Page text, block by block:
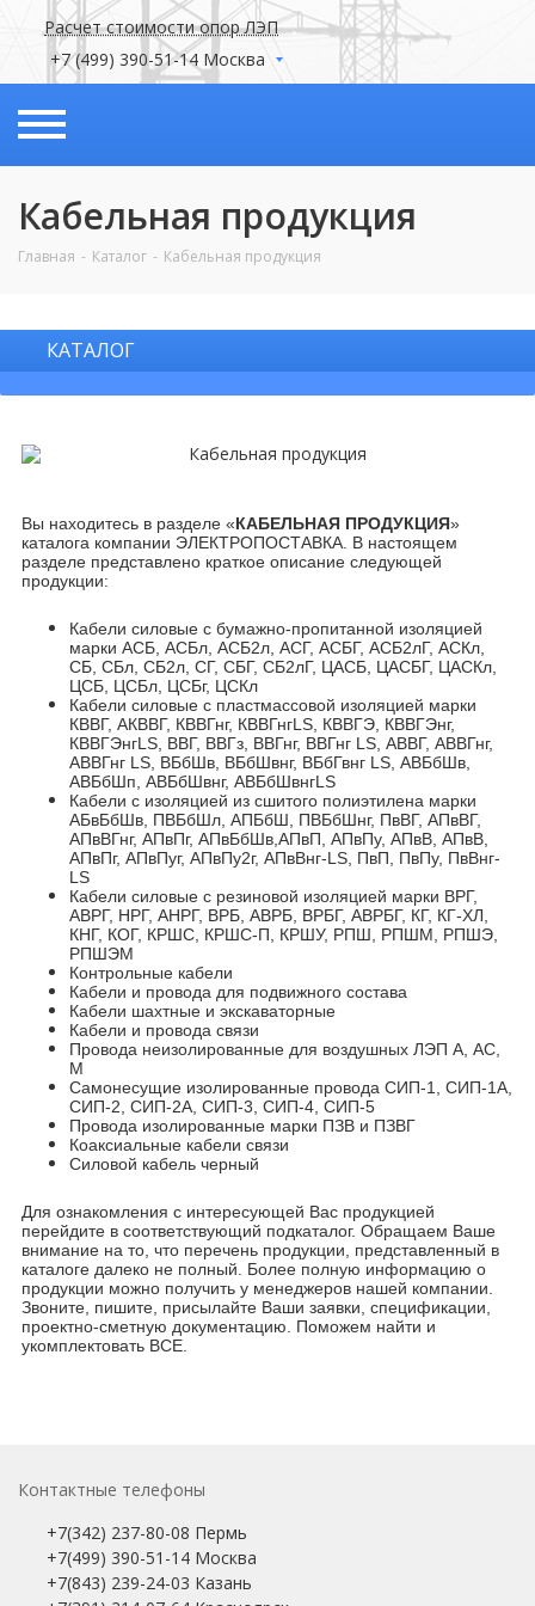
Расчет стоимости опор ЛЭП
+7 (499) 390-51-14 Москва
Кабельная продукция
Главная Каталог Кабельная продукция
Вы находитесь в разделе «КАБЕЛЬНАЯ ПРОДУКЦИЯ»
каталога компании ЭЛЕКТРОПОСТАВКА. В настоящем
разделе представлено краткое описание следующей
продукции:
Кабели силовые с бумажно-пропитанной изоляцией
марки АСБ, АСБл, АСБ2л, АСГ, АСБГ, АСБ2лГ, АСКл,
СБ, СБл, СБ2л, СГ, СБГ, СБ2лГ, ЦАСБ, ЦАСБГ, ЦАСКл,
ЦСБ, ЦСБл, ЦСБг, ЦСКл
Кабели силовые с пластмассовой изоляцией марки
КВВГ, АКВВГ, КВВГнг, КВВГнгLS, КВВГЭ, КВВГЭнг,
КВВГЭнгLS, ВВГ, ВВГз, ВВГнг, ВВГнг LS, АВВГ, АВВГнг,
АВВГнг LS, ВБбШв, ВБбШвнг, ВБбГвнг LS, АВБбШв,
АВБбШп, АВБбШвнг, АВБбШвнгLS
Кабели с изоляцией из сшитого полиэтилена марки
АБвБбШв, ПВБбШл, АПБбШ, ПВБбШнг, ПвВГ, АПвВГ,
АПвВГнг, АПвПг, АПвБбШв,АПвП, АПвПу, АПвВ, АПвВ,
АПвПг, АПвПуг, АПвПу2г, АПвВнг-LS, ПвП, ПвПу, ПвВнг-
LS
Кабели силовые с резиновой изоляцией марки ВРГ,
АВРГ, НРГ, АНРГ, ВРБ, АВРБ, ВРБГ, АВРБГ, КГ, КГ-ХЛ,
КНГ, КОГ, КРШС, КРШС-П, КРШУ, РПШ, РПШМ, РПШЭ,
РПШЭМ
Контрольные кабели
Кабели и провода для подвижного состава
Кабели шахтные и экскаваторные
Кабели и провода связи
Провода неизолированные для воздушных ЛЭП А, АС,
М
Самонесущие изолированные провода СИП-1, СИП-1А,
СИП-2, СИП-2А, СИП-3, СИП-4, СИП-5
Провода изолированные марки ПЗВ и ПЗВГ
Коаксиальные кабели связи
Силовой кабель черный
Для ознакомления с интересующей Вас продукцией
перейдите в соответствующий подкаталог. Обращаем Ваше
внимание на то, что перечень продукции, представленный в
каталоге далеко не полный. Более полную информацию о
продукции можно получить у менеджеров нашей компании.
Звоните, пишите, присылайте Ваши заявки, спецификации,
проектно-сметную документацию. Поможем найти и
укомплектовать ВСЕ.
КАТАЛОГ
Контактные телефоны
+7(342) 237-80-08 Пермь
+7(499) 390-51-14 Москва
+7(843) 239-24-03 Казань